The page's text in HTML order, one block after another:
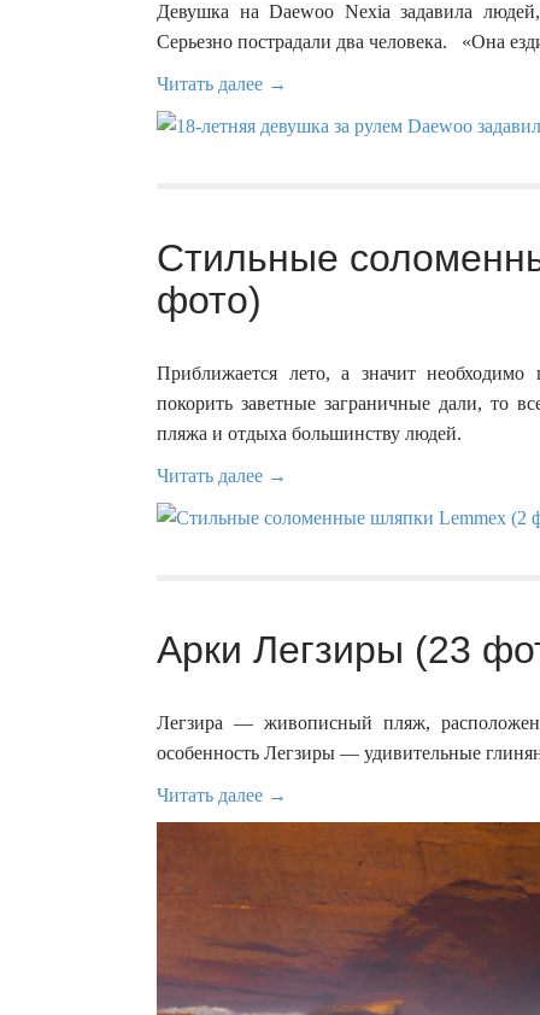
Девушка на Daewoo Nexia задавила
Серьезно пострадали два человека. «Она
Читать далее →
Стильные
фото)
Приближается лето, а значит
покорить заветные заграничные дали, то
пляжа и отдыха большинству людей.
Читать далее →
Арки Легзиры (23
Легзира — живописный пляж,
особенность Легзиры — удивительные
Читать далее →